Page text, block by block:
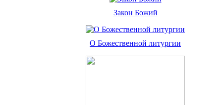
Закон Божий
О Божественной литургии